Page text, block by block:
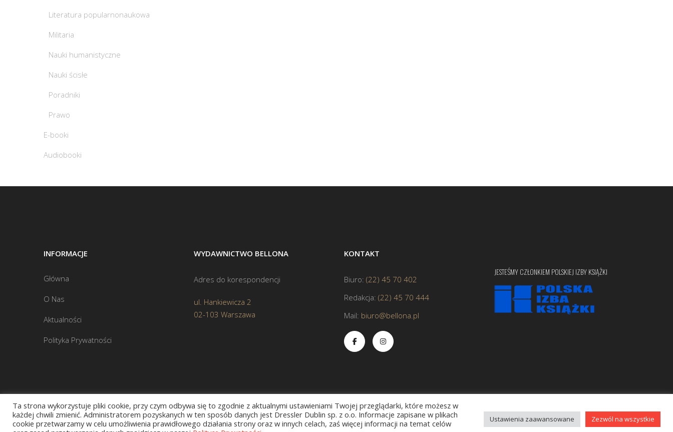
Literatura popularnonaukowa
Militaria
Nauki humanistyczne
Nauki ścisłe
Poradniki
Prawo
E-booki
Audiobooki
INFORMACJE
Główna
O Nas
Aktualności
Polityka Prywatności
WYDAWNICTWO BELLONA
Adres do korespondencji
ul. Hankiewicza 2
02-103 Warszawa
KONTAKT
Biuro: (22) 45 70 402
Redakcja: (22) 45 70 444
Mail: biuro@bellona.pl
JESTEŚMY CZŁONKIEM POLSKIEJ IZBY KSIĄŻKI
Copyright © 2020 bellona.pl
Ta strona wykorzystuje pliki cookie, przy czym odbywa się to zgodnie z aktualnymi ustawieniami Twojej przeglądarki, które możesz w
każdej chwili zmienić. Administratorem pozyskanych w ten sposób danych jest Dressler Dublin sp. z o.o. Informacje zapisane w plikach
cookie przetwarzamy w celu umożliwienia prawidłowego działania strony oraz w innych celach, zaś więcej informacji na temat celów
Ustawienia zaawansowane Zezwól na wszystkie